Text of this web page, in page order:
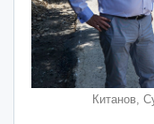
Китанов,